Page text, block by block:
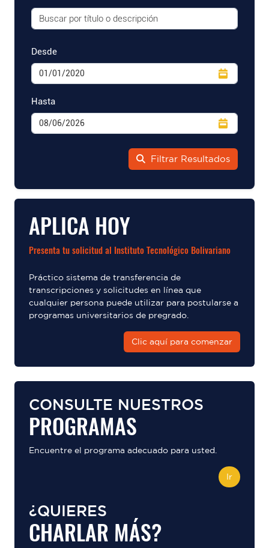
Desde
Hasta
Filtrar Resultados
APLICA HOY
Presenta tu solicitud al Instituto Tecnológico Bolivariano
Práctico sistema de transferencia de
transcripciones y solicitudes en línea que
cualquier persona puede utilizar para postularse a
programas universitarios de pregrado.
Clic aquí para comenzar
CONSULTE NUESTROS
PROGRAMAS
Encuentre el programa adecuado para usted.
Ir
¿QUIERES
CHARLAR MÁS?